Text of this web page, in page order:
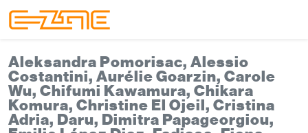
Aleksandra Pomorisac, Alessio
Costantini, Aurélie Goarzin, Carole
Wu, Chifumi Kawamura, Chikara
Komura, Christine El Ojeil, Cristina
Adria, Daru, Dimitra Papageorgiou,